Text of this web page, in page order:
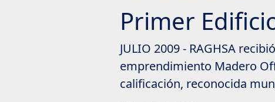
Primer
JULIO 2009 - RAGHSA
emprendimiento Madero
calificación, reconocida